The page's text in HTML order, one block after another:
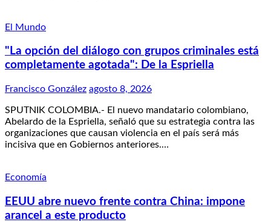
El Mundo
"La opción del diálogo con grupos criminales está
completamente agotada": De la Espriella
Francisco González agosto 8, 2026
SPUTNIK COLOMBIA.- El nuevo mandatario colombiano,
Abelardo de la Espriella, señaló que su estrategia contra las
organizaciones que causan violencia en el país será más
incisiva que en Gobiernos anteriores.…
Economía
EEUU abre nuevo frente contra China: impone
arancel a este producto